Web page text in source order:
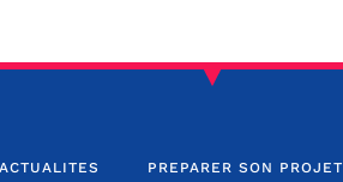
ACTUALITES PREPARER SON PROJET